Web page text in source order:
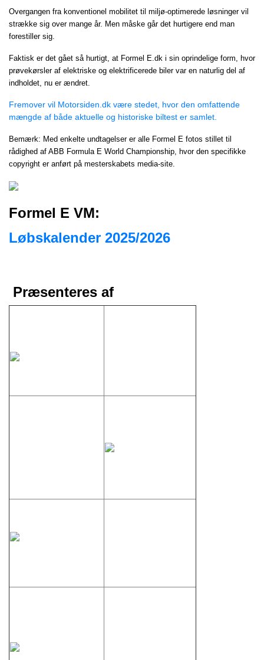
Overgangen fra konventionel mobilitet til miljø-optimerede løsninger vil
strække sig over mange år. Men måske går det hurtigere end man
forestiller sig.
Faktisk er det gået så hurtigt, at Formel E.dk i sin oprindelige form, hvor
prøvekørsler af elektriske og elektrificerede biler var en naturlig del af
indholdet, nu er ændret.
Fremover vil Motorsiden.dk være stedet, hvor den omfattende
mængde af både aktuelle og historiske biltest er samlet.
Bemærk: Med enkelte undtagelser er alle Formel E fotos stillet til
rådighed af ABB Formula E World Championship, hvor den specifikke
copyright er anført på mesterskabets media-site.
Formel E VM:
Løbskalender 2025/2026
Præsenteres af